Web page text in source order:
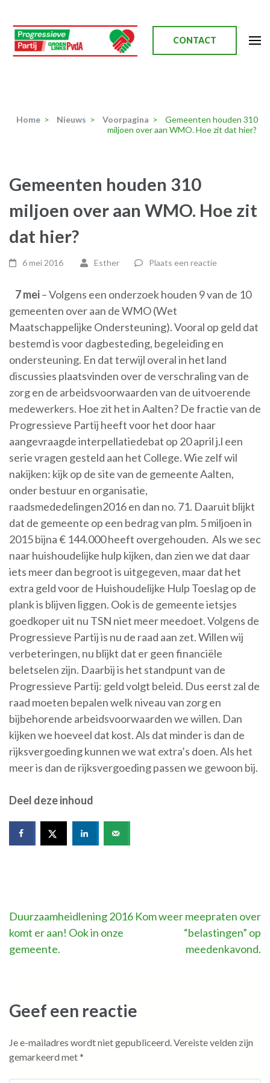
naar
inhoud
(Druk
CONTACT
Home > Nieuws > Voorpagina >
Gemeenten houden 310
miljoen over aan WMO. Hoe zit dat hier?
Gemeenten houden 310
miljoen over aan WMO. Hoe zit
dat hier?
6 mei 2016 Esther Plaats een reactie
7 mei– Volgens een onderzoek houden 9 van de 10
gemeenten over aan de WMO (Wet
Maatschappelijke Ondersteuning). Vooral op geld dat
bestemd is voor dagbesteding, begeleiding en
ondersteuning. En dat terwijl overal in het land
discussies plaatsvinden over de verschraling van de
zorg en de arbeidsvoorwaarden van de uitvoerende
medewerkers. Hoe zit het in Aalten? De fractie van de
Progressieve Partij heeft voor het door haar
aangevraagde interpellatiedebat op 20 april j.l een
serie vragen gesteld aan het College. Wie zelf wil
nakijken: kijk op de site van de gemeente Aalten,
onder bestuur en organisatie,
raadsmededelingen2016 en dan no. 71. Daaruit blijkt
dat de gemeente op een bedrag van plm. 5 miljoen in
2015 bijna € 144.000 heeft overgehouden. Als we sec
naar huishoudelijke hulp kijken, dan zien we dat daar
iets meer dan begroot is uitgegeven, maar dat het
extra geld voor de Huishoudelijke Hulp Toeslag op de
plank is blijven liggen. Ook is de gemeente ietsjes
goedkoper uit nu TSN niet meer meedoet. Volgens de
Progressieve Partij is nu de raad aan zet. Willen wij
verbeteringen, nu blijkt dat er geen financiële
beletselen zijn. Daarbij is het standpunt van de
Progressieve Partij: geld volgt beleid. Dus eerst zal de
raad moeten bepalen welk niveau van zorg en
bijbehorende arbeidsvoorwaarden we willen. Dan
kijken we hoeveel dat kost. Als dat minder is dan de
rijksvergoeding kunnen we wat extra’s doen. Als het
meer is dan de rijksvergoeding passen we gewoon bij.
Deel deze inhoud
Bericht
navigatie
Duurzaamheidlening 2016
komt er aan! Ook in onze
gemeente.
Kom weer meepraten over
“belastingen” op
meedenkavond.
Geef een reactie
Je e-mailadres wordt niet gepubliceerd.Vereiste velden zijn
gemarkeerd met*